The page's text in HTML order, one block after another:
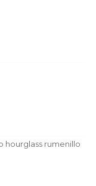
hourglass rumenillo